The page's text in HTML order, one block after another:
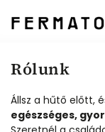
Rólunk
Állsz a hűtő előtt,
egészséges,